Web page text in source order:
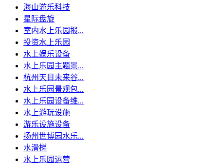
海山游乐科技
星际盘旋
室内水上乐园报...
投资水上乐园
水上娱乐设备
水上乐园主题景...
杭州天目未来谷...
水上乐园景观包...
水上乐园设备维...
水上游玩设施
游乐设施设备
扬州世博园水乐...
水滑梯
水上乐园运营